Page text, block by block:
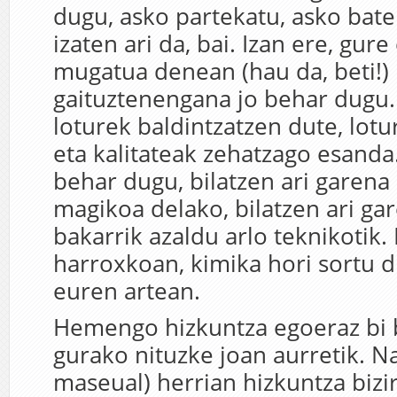
dugu, asko partekatu, asko
izaten ari da, bai. Izan ere, gure
mugatua denean (hau da,
gaituztenengana jo behar
loturek baldintzatzen dute,
eta kalitateak zehatzago
behar dugu, bilatzen ari
magikoa delako, bilatzen ari
bakarrik azaldu arlo teknikotik.
harroxkoan, kimika hori sortu
euren artean.
Hemengo hizkuntza egoeraz bi
gurako nituzke joan aurretik.
maseual) herrian hizkuntza